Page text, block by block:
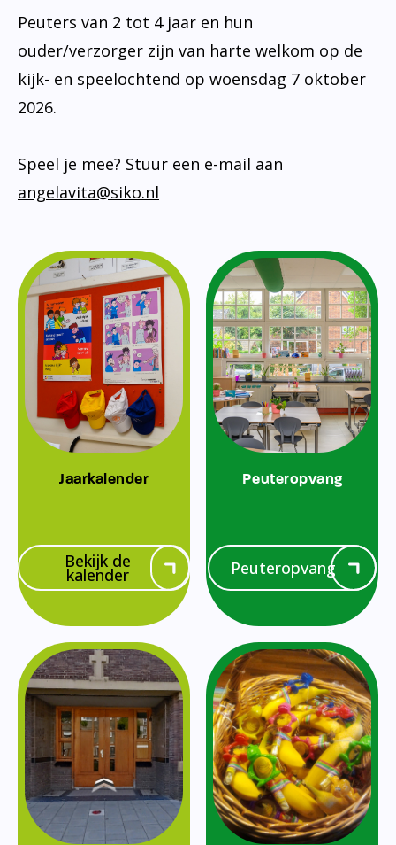
Peuters van 2 tot 4 jaar en hun
ouder/verzorger zijn van harte welkom op de
kijk- en speelochtend op woensdag 7 oktober
2026.
Speel je mee? Stuur een e-mail aan
angelavita@siko.nl
Jaarkalender
Bekijk de
kalender
Peuteropvang
Peuteropvang